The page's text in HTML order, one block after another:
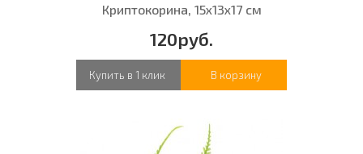
Криптокорина, 15x13x17 см
120руб.
Купить в 1 клик В корзину